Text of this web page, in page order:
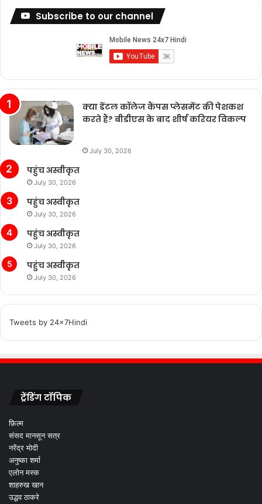
Subscribe to our channel
क्या डेंटल कॉलेज कैंपस प्लेसमेंट की पेशकश
करते हैं? बीडीएस के बाद शीर्ष करियर विकल्प
July 30, 2026
पहुंच अस्वीकृत
July 30, 2026
पहुंच अस्वीकृत
July 30, 2026
पहुंच अस्वीकृत
July 30, 2026
पहुंच अस्वीकृत
July 30, 2026
Tweets by 24x7Hindi
ट्रेंडिंग टॉपिक
फ़िल्म
संसद मानसून सत्र
नरेंद्र मोदी
अनुष्का शर्मा
एलोन मस्क
शाहरुख खान
उद्धव ठाकरे